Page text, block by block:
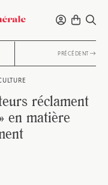
PRÉCÉDENT
réclament
en matière